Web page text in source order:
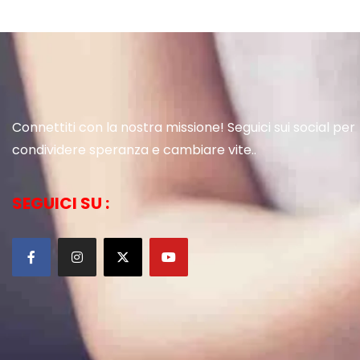
Connettiti con la nostra missione! Seguici sui social per
condividere speranza e cambiare vite..
SEGUICI SU :